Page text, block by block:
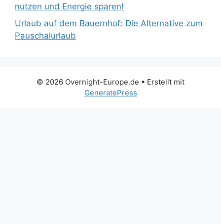
nutzen und Energie sparen!
Urlaub auf dem Bauernhof: Die Alternative zum
Pauschalurlaub
© 2026 Overnight-Europe.de • Erstellt mit
GeneratePress